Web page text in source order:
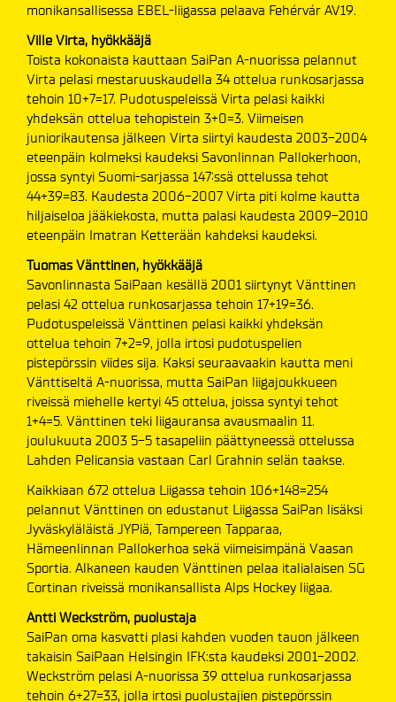
monikansallisessa EBEL-liigassa pelaava Fehérvár AV19.
Ville Virta, hyökkääjä
Toista kokonaista kauttaan SaiPan A-nuorissa pelannut
Virta pelasi mestaruuskaudella 34 ottelua runkosarjassa
tehoin 10+7=17. Pudotuspeleissä Virta pelasi kaikki
yhdeksän ottelua tehopistein 3+0=3. Viimeisen
juniorikautensa jälkeen Virta siirtyi kaudesta 2003-2004
eteenpäin kolmeksi kaudeksi Savonlinnan Pallokerhoon,
jossa syntyi Suomi-sarjassa 147:ssä ottelussa tehot
44+39=83. Kaudesta 2006-2007 Virta piti kolme kautta
hiljaiseloa jääkiekosta, mutta palasi kaudesta 2009-2010
eteenpäin Imatran Ketterään kahdeksi kaudeksi.
Tuomas Vänttinen, hyökkääjä
Savonlinnasta SaiPaan kesällä 2001 siirtynyt Vänttinen
pelasi 42 ottelua runkosarjassa tehoin 17+19=36.
Pudotuspeleissä Vänttinen pelasi kaikki yhdeksän
ottelua tehoin 7+2=9, jolla irtosi pudotuspelien
pistepörssin viides sija. Kaksi seuraavaakin kautta meni
Vänttiseltä A-nuorissa, mutta SaiPan liigajoukkueen
riveissä miehelle kertyi 45 ottelua, joissa syntyi tehot
1+4=5. Vänttinen teki liigauransa avausmaalin 11.
joulukuuta 2003 5-5 tasapeliin päättyneessä ottelussa
Lahden Pelicansia vastaan Carl Grahnin selän taakse.
Kaikkiaan 672 ottelua Liigassa tehoin 106+148=254
pelannut Vänttinen on edustanut Liigassa SaiPan lisäksi
Jyväskyläläistä JYPiä, Tampereen Tapparaa,
Hämeenlinnan Pallokerhoa sekä viimeisimpänä Vaasan
Sportia. Alkaneen kauden Vänttinen pelaa italialaisen SG
Cortinan riveissä monikansallista Alps Hockey liigaa.
Antti Weckström, puolustaja
SaiPan oma kasvatti plasi kahden vuoden tauon jälkeen
takaisin SaiPaan Helsingin IFK:sta kaudeksi 2001-2002.
Weckström pelasi A-nuorissa 39 ottelua runkosarjassa
tehoin 6+27=33, jolla irtosi puolustajien pistepörssin